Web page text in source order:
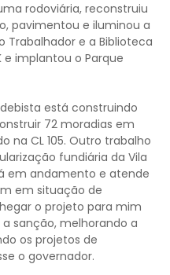
rodoviária, reconstruiu
pavimentou e iluminou a
Trabalhador e a Biblioteca
e implantou o Parque
está construindo
72 moradias em
na CL 105. Outro trabalho
fundiária da Vila
em andamento e atende
em situação de
o projeto para mim
sanção, melhorando a
os projetos de
o governador.